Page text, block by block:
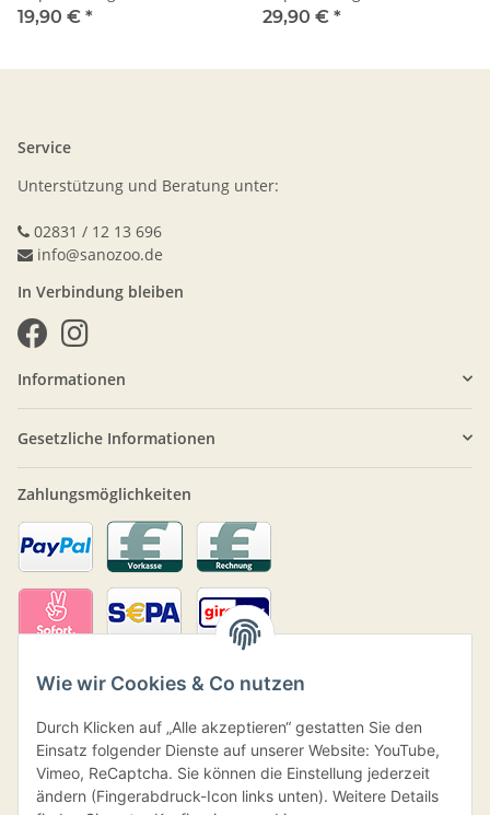
Wie wir Cookies & Co nutzen
Durch Klicken auf „Alle akzeptieren“ gestatten Sie den
Einsatz folgender Dienste auf unserer Website: YouTube,
Vimeo, ReCaptcha. Sie können die Einstellung jederzeit
ändern (Fingerabdruck-Icon links unten). Weitere Details
Tropfen
19,90 € *
Herz
29,90 € *
Service
Unterstützung und Beratung unter:
02831 / 12 13 696
info@sanozoo.de
In Verbindung bleiben
Informationen
Gesetzliche Informationen
Zahlungsmöglichkeiten